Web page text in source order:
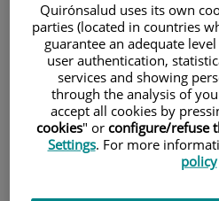
Pablo Daniel
FACULTATIVO
GINECOLOGÍA Y
Quirónsalud uses its own
parties (located in countries
guarantee an adequate
user authentication,
services and showing
through the analysis of
accept all cookies by
cookies" or configure/refuse
Settings. For more
policy